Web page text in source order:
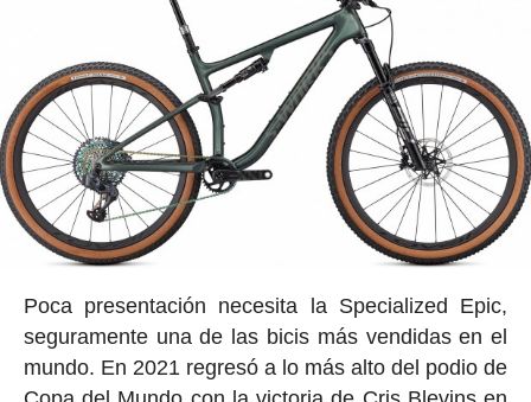
Poca presentación necesita la Specialized Epic,
seguramente una de las bicis más vendidas en el
mundo. En 2021 regresó a lo más alto del podio de